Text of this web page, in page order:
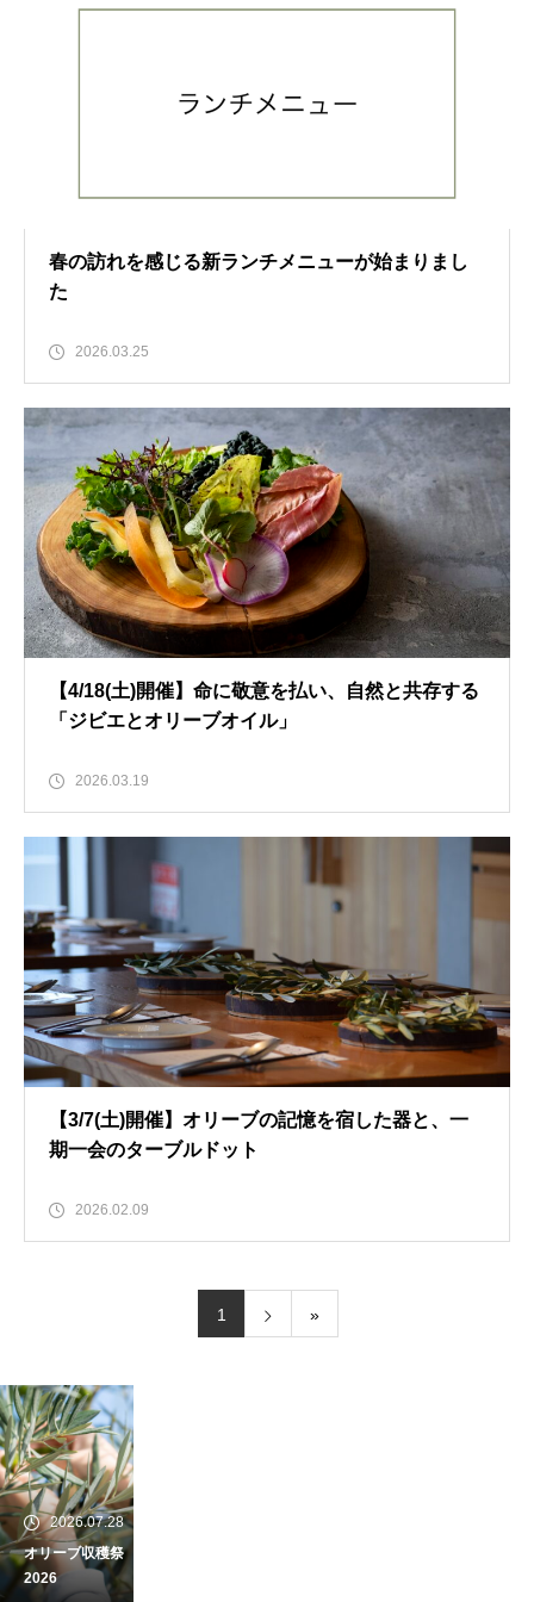
春の訪れを感じる新ランチメニューが始まりまし
た
2026.03.25
【4/18(土)開催】命に敬意を払い、自然と共存する
「ジビエとオリーブオイル」
2026.03.19
【3/7(土)開催】オリーブの記憶を宿した器と、一
期一会のターブルドット
2026.02.09
1 »
2026.07.28
オリーブ収穫祭
2026